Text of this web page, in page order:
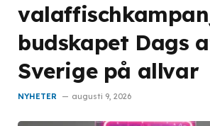
budskapet Dags
Sverige på allvar
NYHETER augusti 9, 2026